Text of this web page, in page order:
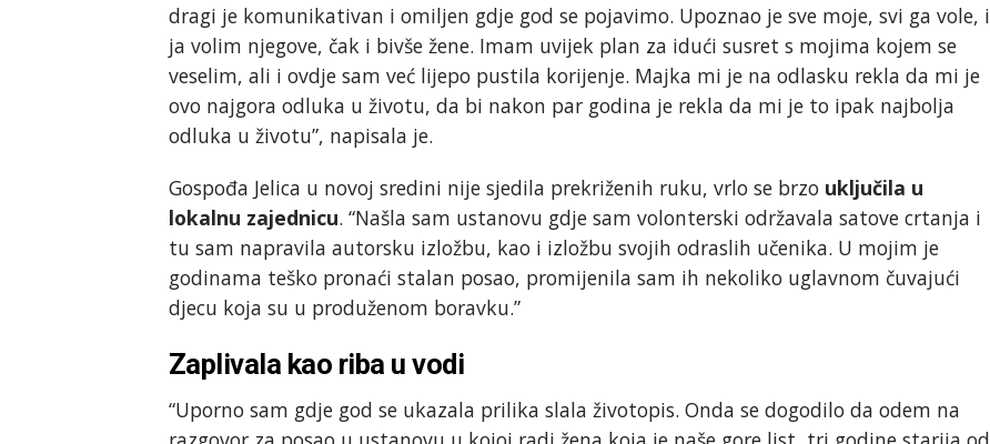
dragi je komunikativan i omiljen gdje god se pojavimo. Upoznao je sve moje, svi ga vole, i
ja volim njegove, čak i bivše žene. Imam uvijek plan za idući susret s mojima kojem se
veselim, ali i ovdje sam već lijepo pustila korijenje. Majka mi je na odlasku rekla da mi je
ovo najgora odluka u životu, da bi nakon par godina je rekla da mi je to ipak najbolja
odluka u životu”, napisala je.
Gospođa Jelica u novoj sredini nije sjedila prekriženih ruku, vrlo se brzo uključila u
lokalnu zajednicu. “Našla sam ustanovu gdje sam volonterski održavala satove crtanja i
tu sam napravila autorsku izložbu, kao i izložbu svojih odraslih učenika. U mojim je
godinama teško pronaći stalan posao, promijenila sam ih nekoliko uglavnom čuvajući
djecu koja su u produženom boravku.”
Zaplivala kao riba u vodi
“Uporno sam gdje god se ukazala prilika slala životopis. Onda se dogodilo da odem na